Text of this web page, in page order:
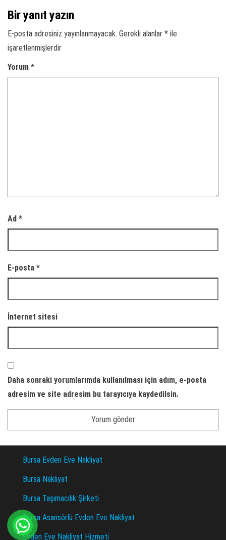
Bir yanıt yazın
E-posta adresiniz yayınlanmayacak. Gerekli alanlar * ile
işaretlenmişlerdir
Yorum *
Ad *
E-posta *
İnternet sitesi
Daha sonraki yorumlarımda kullanılması için adım, e-posta
adresim ve site adresim bu tarayıcıya kaydedilsin.
Bursa Evden Eve Nakliyat
Bursa Nakliyat
Bursa Taşımacılık Şirketi
Bursa Asansörlü Evden Eve Nakliyat
Evden Eve Nakliyat Hizmeti